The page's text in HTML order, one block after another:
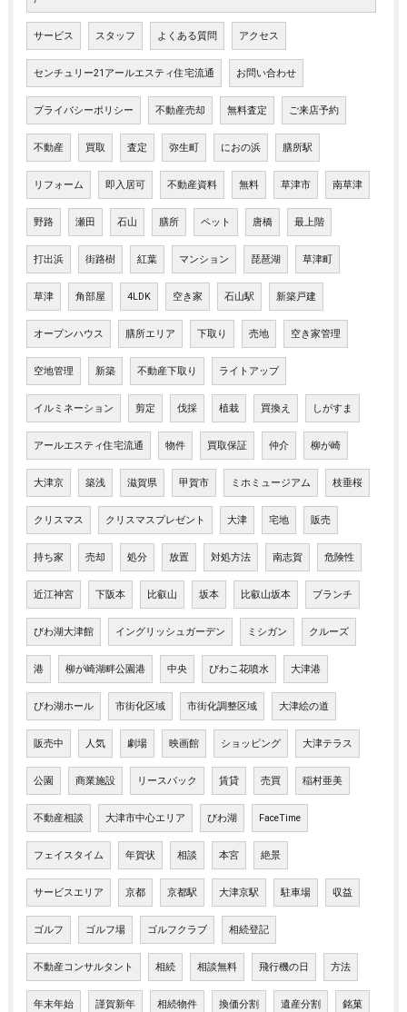
サービス スタッフ よくある質問 アクセス
センチュリー21アールエスティ住宅流通 お問い合わせ
プライバシーポリシー 不動産売却 無料査定 ご来店予約
不動産 買取 査定 弥生町 におの浜 膳所駅
リフォーム 即入居可 不動産資料 無料 草津市 南草津
野路 瀬田 石山 膳所 ペット 唐橋 最上階
打出浜 街路樹 紅葉 マンション 琵琶湖 草津町
草津 角部屋 4LDK 空き家 石山駅 新築戸建
オープンハウス 膳所エリア 下取り 売地 空き家管理
空地管理 新築 不動産下取り ライトアップ
イルミネーション 剪定 伐採 植栽 買換え しがすま
アールエスティ住宅流通 物件 買取保証 仲介 柳が崎
大津京 築浅 滋賀県 甲賀市 ミホミュージアム 枝垂桜
クリスマス クリスマスプレゼント 大津 宅地 販売
持ち家 売却 処分 放置 対処方法 南志賀 危険性
近江神宮 下阪本 比叡山 坂本 比叡山坂本 ブランチ
びわ湖大津館 イングリッシュガーデン ミシガン クルーズ
港 柳が崎湖畔公園港 中央 びわこ花噴水 大津港
びわ湖ホール 市街化区域 市街化調整区域 大津絵の道
販売中 人気 劇場 映画館 ショッピング 大津テラス
公園 商業施設 リースバック 賃貸 売買 稲村亜美
不動産相談 大津市中心エリア びわ湖 FaceTime
フェイスタイム 年賀状 相談 本宮 絶景
サービスエリア 京都 京都駅 大津京駅 駐車場 収益
ゴルフ ゴルフ場 ゴルフクラブ 相続登記
不動産コンサルタント 相続 相談無料 飛行機の日 方法
年末年始 謹賀新年 相続物件 換価分割 遺産分割 銘菓